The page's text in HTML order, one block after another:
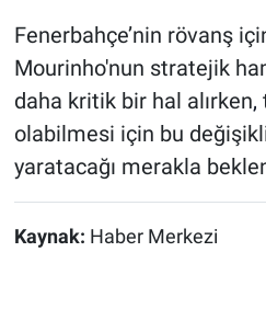
Fenerbahçe’nin rövanş
Mourinho'nun stratejik
daha kritik bir hal alırken,
olabilmesi için bu
yaratacağı merakla
Kaynak: Haber Merkezi